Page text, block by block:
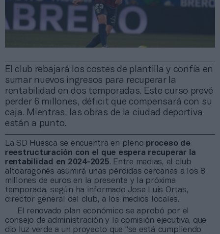
El club rebajará los costes de plantilla y confía en
sumar nuevos ingresos para recuperar la
rentabilidad en dos temporadas. Este curso prevé
perder 6 millones, déficit que compensará con su
caja. Mientras, las obras de la ciudad deportiva
están a punto.
La SD Huesca se encuentra en pleno proceso de
reestructuración con el que espera recuperar la
rentabilidad en 2024-2025. Entre medias, el club
altoaragonés asumirá unas pérdidas cercanas a los 8
millones de euros en la presente y la próxima
temporada, según ha informado Jose Luis Ortas,
director general del club, a los medios locales.
El renovado plan económico se aprobó por el
consejo de administración y la comisión ejecutiva, que
dio luz verde a un proyecto que “se está cumpliendo